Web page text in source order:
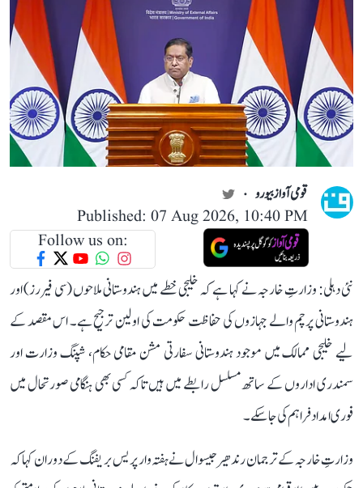
قومی آواز بیورو
Published: 07 Aug 2026, 10:40 PM
Follow us on:
نئی دہلی: وزارتِ خارجہ نے کہا ہے کہ خلیجی خطے میں ہندوستانی ملاحوں (سی فیررز) اور
ہندوستانی پرچم والے جہازوں کی حفاظت حکومت کی اولین ترجیح ہے۔ اس مقصد کے
لیے خلیجی ممالک میں موجود ہندوستانی سفارتی مشن مقامی حکام، شپنگ وزارت اور
سمندری اداروں کے ساتھ مسلسل رابطے میں ہیں تاکہ کسی بھی ہنگامی صورتحال میں
فوری امداد فراہم کی جا سکے۔
وزارتِ خارجہ کے ترجمان رندھیر جیسوال نے ہفتہ وار پریس بریفنگ کے دوران کہا کہ